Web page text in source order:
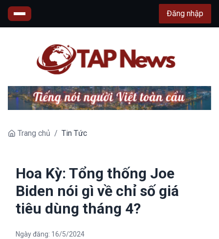
Đăng nhập
Trang chủ / Tin Tức
Hoa Kỳ: Tổng thống Joe
Biden nói gì về chỉ số giá
tiêu dùng tháng 4?
Ngày đăng: 16/5/2024